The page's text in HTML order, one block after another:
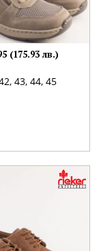
43, 44, 45
(175.93 лв.)